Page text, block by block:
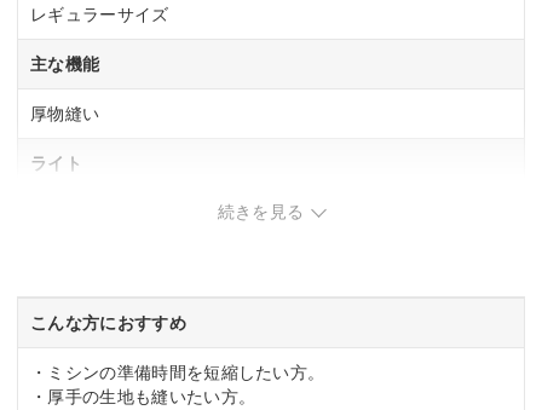
レギュラーサイズ
主な機能
厚物縫い
ライト
付属
続きを見る
こんな方におすすめ
・ミシンの準備時間を短縮したい方。
・厚手の生地も縫いたい方。